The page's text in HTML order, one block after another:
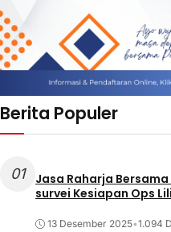
Berita Populer
01
Jasa Raharja
survei Kesiapan Ops
13 Desember 2025•1.094